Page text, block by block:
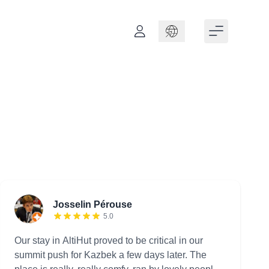
Language
Josselin Pérouse
5.0
Our stay in AltiHut proved to be critical in our
summit push for Kazbek a few days later. The